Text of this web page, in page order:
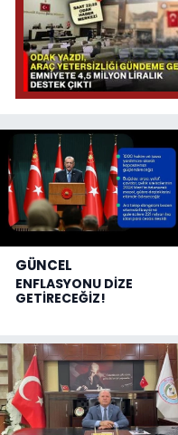
GÜNCEL
ENFLASYONU DİZE
GETİRECEĞİZ!